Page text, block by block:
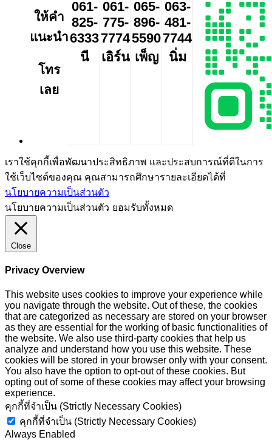
ให้คำ
แนะนำ
โทร
เลย
061-
825-
6333
นี
061-
775-
7774
เอิร์น
065-
896-
5590
เพ็ญ
063-
481-
7744
นิ่ม
เราใช้คุกกี้เพื่อพัฒนาประสิทธิภาพ และประสบการณ์ที่ดีในการ
ใช้เว็บไซต์ของคุณ คุณสามารถศึกษารายละเอียดได้ที่
นโยบายความเป็นส่วนตัว
นโยบายความเป็นส่วนตัว ยอมรับทั้งหมด
Close
Privacy Overview
This website uses cookies to improve your experience while
you navigate through the website. Out of these, the cookies
that are categorized as necessary are stored on your browser
as they are essential for the working of basic functionalities of
the website. We also use third-party cookies that help us
analyze and understand how you use this website. These
cookies will be stored in your browser only with your consent.
You also have the option to opt-out of these cookies. But
opting out of some of these cookies may affect your browsing
experience.
คุกกี้ที่จำเป็น (Strictly Necessary Cookies)
คุกกี้ที่จำเป็น (Strictly Necessary Cookies)
Always Enabled